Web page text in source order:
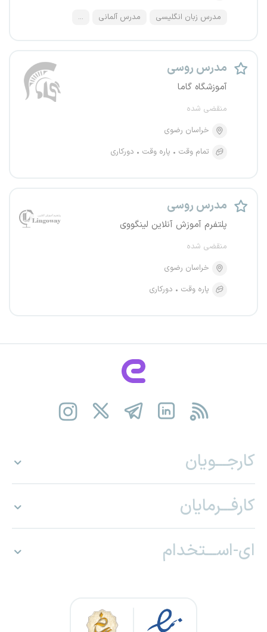
مدرس زبان انگلیسی مدرس آلمانی ...
مدرس روسی
آموزشگاه گاما
منقضی شده
خراسان رضوی
تمام وقت
پاره وقت دورکاری
مدرس روسی
پلتفرم آموزش آنلاین لینگووی
منقضی شده
خراسان رضوی
پاره وقت
دورکاری
کارجـــویان
کارفـــرمایان
ای-اســـتخدام